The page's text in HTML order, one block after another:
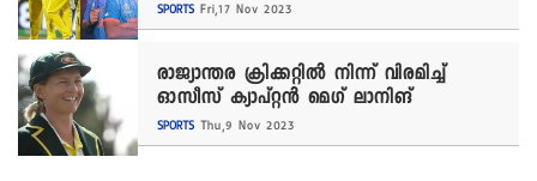
ഞായറാഴ്ച
SPORTS Fri,17 Nov 2023
രാജ്യാന്തര ക്രിക്കറ്റിൽ നിന്ന് വിരമിച്ച്
ഓസീസ് ക്യാപ്റ്റൻ മെഗ് ലാനിങ്
SPORTS Thu,9 Nov 2023